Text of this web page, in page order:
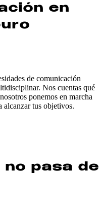
en
de comunicación
Nos cuentas qué
ponemos en marcha
alcanzar tus objetivos.
pasa de